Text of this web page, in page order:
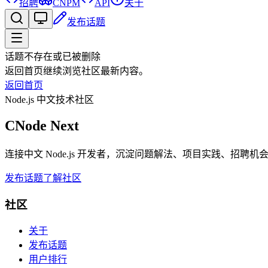
招聘 CNPM API
关于
发布话题
话题不存在或已被删除
返回首页继续浏览社区最新内容。
返回首页
Node.js 中文技术社区
CNode Next
连接中文 Node.js 开发者，沉淀问题解法、项目实践、招聘机会
发布话题了解社区
社区
关于
发布话题
用户排行